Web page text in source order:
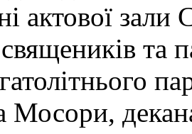
актової зали
та